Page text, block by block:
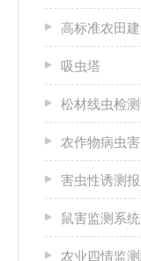
高标准农田
吸虫塔
松材线虫检
农作物病虫
害虫性诱测
鼠害监测系统
农业四情监